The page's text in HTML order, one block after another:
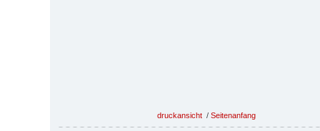
druckansicht / Seitenanfang